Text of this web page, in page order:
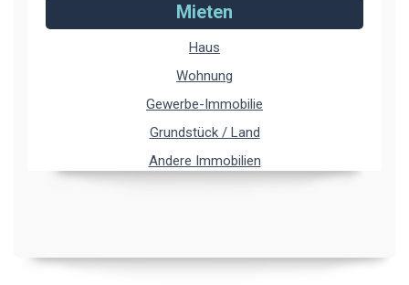
Mieten
Haus
Wohnung
Gewerbe-Immobilie
Grundstück / Land
Andere Immobilien